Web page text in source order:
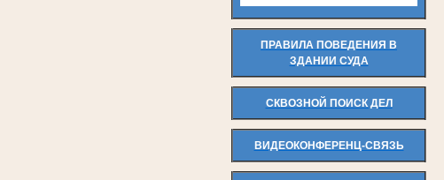
ПРАВИЛА ПОВЕДЕНИЯ В
ЗДАНИИ СУДА
СКВОЗНОЙ ПОИСК ДЕЛ
ВИДЕОКОНФЕРЕНЦ-СВЯЗЬ